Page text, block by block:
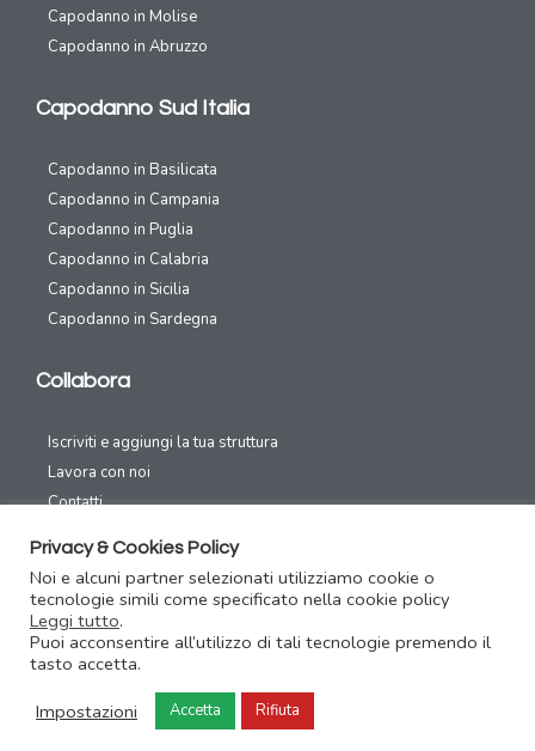
Capodanno in Molise
Capodanno in Abruzzo
Capodanno Sud Italia
Capodanno in Basilicata
Capodanno in Campania
Capodanno in Puglia
Capodanno in Calabria
Capodanno in Sicilia
Capodanno in Sardegna
Collabora
Iscriviti e aggiungi la tua struttura
Lavora con noi
Contatti
Canali Social
Capodanno31.com – Festeggia il capodanno con un click – Copyright
2016/2020 Area70 – P.IVA 02326810039
Privacy & Cookies Policy
Noi e alcuni partner selezionati utilizziamo cookie o
tecnologie simili come specificato nella cookie policy
Leggi tutto.
Puoi acconsentire all’utilizzo di tali tecnologie premendo il
tasto accetta.
Impostazioni
Accetta Rifiuta